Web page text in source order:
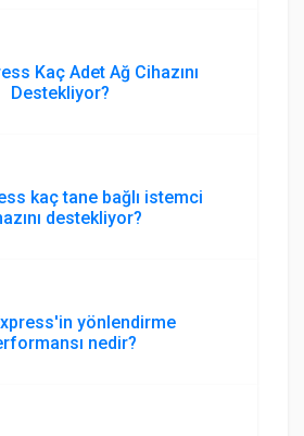
Kaç Adet Ağ Cihazını
Destekliyor?
kaç tane bağlı istemci
destekliyor?
yönlendirme
nedir?